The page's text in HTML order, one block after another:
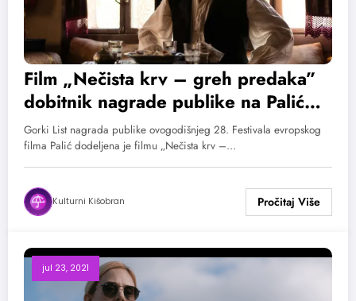
Film „Nečista krv – greh predaka”
dobitnik nagrade publike na Palić
Film Festu
Gorki List nagrada publike ovogodišnjeg 28. Festivala evropskog
filma Palić dodeljena je filmu „Nečista krv –…
Kulturni Kišobran
jul 23, 2021